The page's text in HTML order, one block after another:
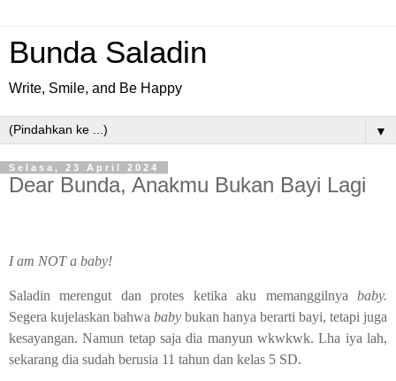
Bunda Saladin
Write, Smile, and Be Happy
▼
Selasa, 23 April 2024
Dear Bunda, Anakmu Bukan Bayi Lagi
I am NOT a baby!
Saladin merengut dan protes ketika aku memanggilnya baby.
Segera kujelaskan bahwa baby bukan hanya berarti bayi, tetapi juga
kesayangan. Namun tetap saja dia manyun wkwkwk. Lha iya lah,
sekarang dia sudah berusia 11 tahun dan kelas 5 SD.